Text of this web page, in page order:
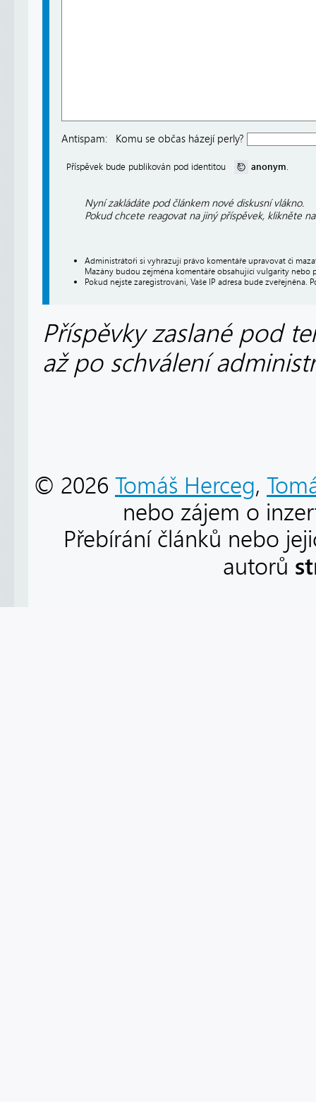
Antispam: Komu se občas házejí perly?
Příspěvek bude publikován pod identitou anonym.
Nyní zakládáte pod článkem nové diskusní vlákno.
Pokud chcete reagovat na jiný příspěvek, klikněte
Administrátoři si vyhrazují právo komentáře upravovat či
Mazány budou zejména komentáře obsahující vulgarity nebo
Pokud nejste zaregistrováni, Vaše IP adresa bude
Příspěvky zaslané pod
až po schválení
© 2026 Tomáš Herceg,
nebo zájem o
Přebírání článků nebo
autorů